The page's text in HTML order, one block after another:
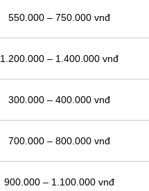
550.000 – 750.000 vnđ
1.200.000 – 1.400.000 vnđ
300.000 – 400.000 vnđ
700.000 – 800.000 vnđ
900.000 – 1.100.000 vnđ